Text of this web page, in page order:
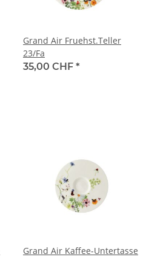
Grand Air Fruehst.Teller
23/Fa
35,00 CHF *
Grand Air Kaffee-Untertasse